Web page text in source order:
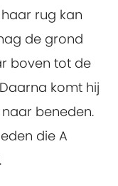
rug kan
de grond
boven tot de
komt hij
beneden.
die A